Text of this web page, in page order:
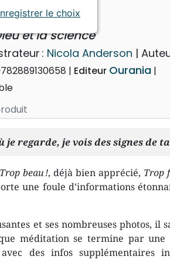
actuels
et la science
: Nicola Anderson |
Editeur Ourania
je regarde, je vois des signes de
Trop beau !, déjà bien apprécié, Trop
une foule d’informations
et ses nombreuses photos, il
méditation se termine par
avec des infos supplémentaires
le choix